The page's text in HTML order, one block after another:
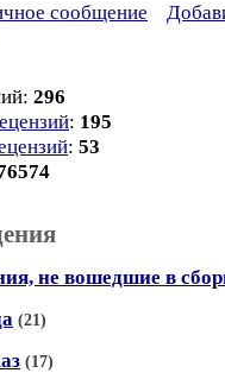
сообщение
296
: 195
: 53
не вошедшие в
(21)
(17)